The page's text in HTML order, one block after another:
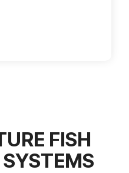
FISH